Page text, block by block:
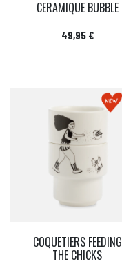
CERAMIQUE BUBBLE
Prix
49,95 €
COQUETIERS FEEDING
THE CHICKS